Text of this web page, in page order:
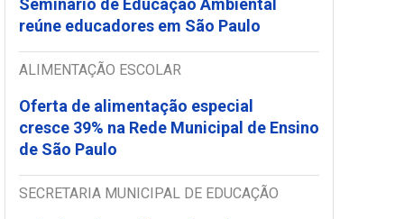
Seminário de Educação Ambiental
reúne educadores em São Paulo
ALIMENTAÇÃO ESCOLAR
Oferta de alimentação especial
cresce 39% na Rede Municipal de Ensino
de São Paulo
SECRETARIA MUNICIPAL DE EDUCAÇÃO